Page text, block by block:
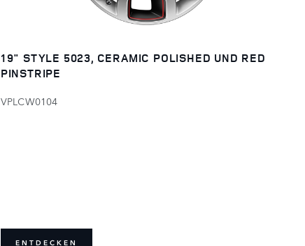
19" STYLE 5023, CERAMIC POLISHED UND RED
PINSTRIPE
VPLCW0104
ENTDECKEN